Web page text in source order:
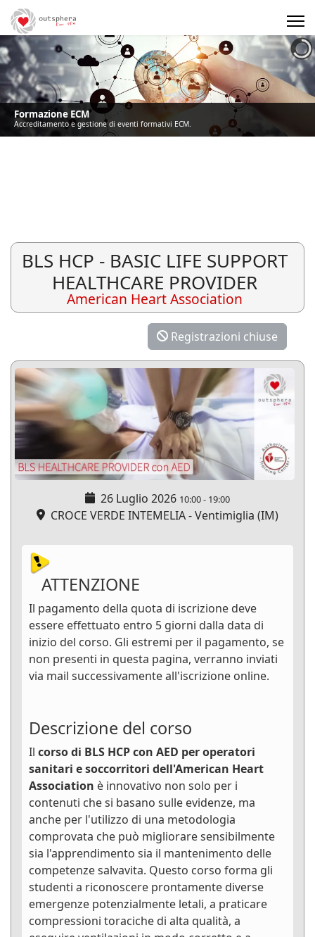
Formazione ECM
Accreditamento e gestione di eventi formativi ECM.
BLS HCP - BASIC LIFE SUPPORT
HEALTHCARE PROVIDER
American Heart Association
Registrazioni chiuse
26 Luglio 2026 10:00- 19:00
CROCE VERDE INTEMELIA - Ventimiglia (IM)
ATTENZIONE
Il pagamento della quota di iscrizione deve
essere effettuato entro 5 giorni dalla data di
inizio del corso. Gli estremi per il pagamento, se
non presenti in questa pagina, verranno inviati
via mail successivamente all'iscrizione online.
Descrizione del corso
Il corso di BLS HCP con AED per operatori
sanitari e soccorritori dell'American Heart
Association è innovativo non solo per i
contenuti che si basano sulle evidenze, ma
anche per l'utilizzo di una metodologia
comprovata che può migliorare sensibilmente
sia l'apprendimento sia il mantenimento delle
competenze salvavita. Questo corso forma gli
studenti a riconoscere prontamente diverse
emergenze potenzialmente letali, a praticare
compressioni toraciche di alta qualità, a